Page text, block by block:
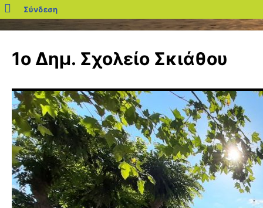
blogs.sch.gr
Σύνδεση
περιεχόμενο
1ο Δημ. Σχολείο Σκιάθου